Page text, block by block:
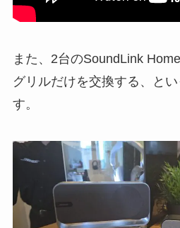
また、2台のSoundLink
グリルだけを交換する、と
す。